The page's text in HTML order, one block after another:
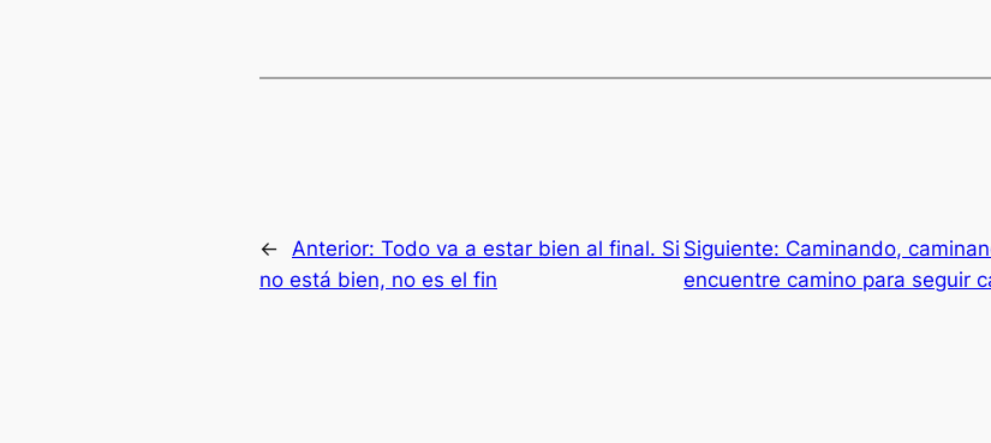
← Anterior: Todo va a estar bien al final. Si
no está bien, no es el fin
Siguiente: Caminando,
encuentre camino para seguir